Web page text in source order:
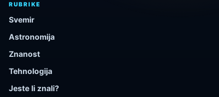
RUBRIKE
Svemir
Astronomija
Znanost
Tehnologija
Jeste li znali?